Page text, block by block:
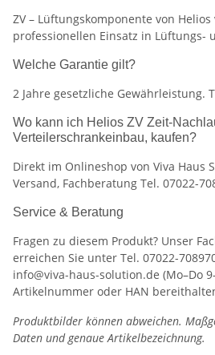
ZV – Lüftungskomponente von
professionellen Einsatz in Lüftungs-
Welche Garantie gilt?
2 Jahre gesetzliche Gewährleistung.
Wo kann ich Helios ZV Zeit-
Verteilerschrankeinbau, kaufen?
Direkt im Onlineshop von Viva Haus
Versand, Fachberatung Tel. 07022-
Service & Beratung
Fragen zu diesem Produkt? Unser
erreichen Sie unter Tel. 07022-
info@viva-haus-solution.de (Mo–Do
Artikelnummer oder HAN
Produktbilder können abweichen.
Daten und genaue Artikelbezeichnung.